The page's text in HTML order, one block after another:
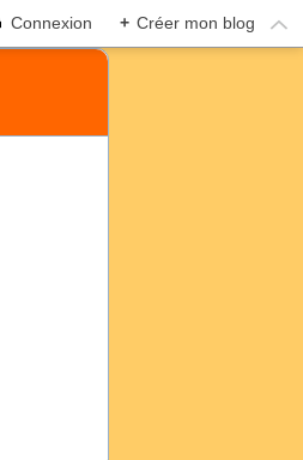
Connexion + Créer mon blog